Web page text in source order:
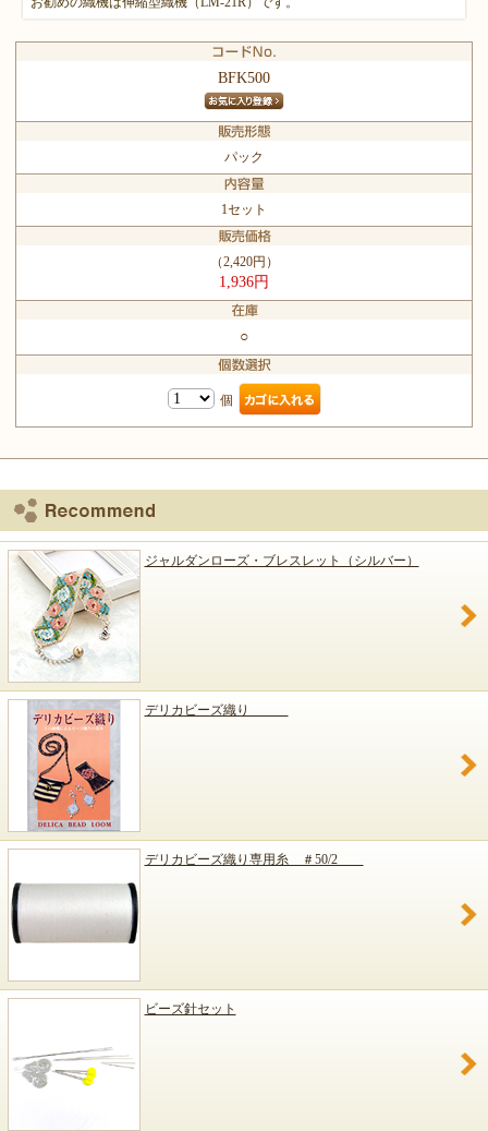
BFK500
パック
1セット
（2,420円）
1,936円
○
個
ジャルダンローズ・ブレスレット（シルバー）
デリカビーズ織り
デリカビーズ織り専用糸 ＃50/2
ビーズ針セット